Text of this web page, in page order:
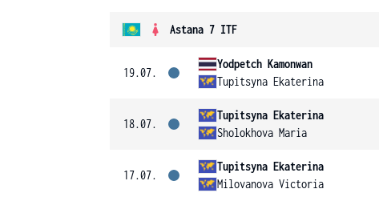
Astana 7 ITF
19.07.
Yodpetch Kamonwan
Tupitsyna Ekaterina
18.07.
Tupitsyna Ekaterina
Sholokhova Maria
17.07.
Tupitsyna Ekaterina
Milovanova Victoria